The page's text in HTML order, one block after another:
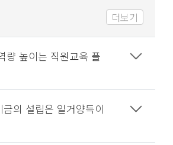
더보기
량 높이는 직원교육 플
의 설립은 일거양득이